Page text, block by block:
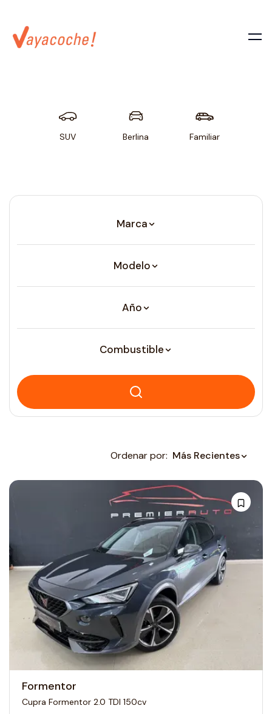
SUV Berlina Familiar
Marca
Modelo
Año
Combustible
Ordenar por: Más Recientes
Formentor
Cupra Formentor 2.0 TDI 150cv